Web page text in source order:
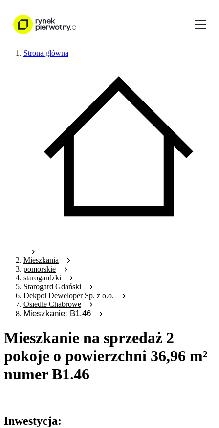
Strona główna
Mieszkania
pomorskie
starogardzki
Starogard Gdański
Dekpol Deweloper Sp. z o.o.
Osiedle Chabrowe
Mieszkanie: B1.46
Mieszkanie na sprzedaż 2
pokoje o powierzchni 36,96 m²
numer B1.46
Inwestycja: